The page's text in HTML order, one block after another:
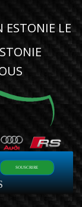
ESTONIE LE
SOUSCRIRE